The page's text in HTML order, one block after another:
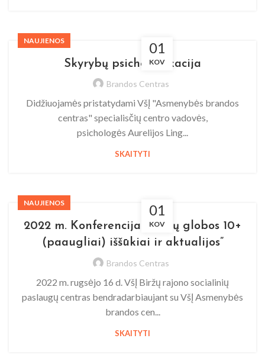
01
KOV
NAUJIENOS
Skyrybų psichoedukacija
Brandos Centras
Didžiuojamės pristatydami VšĮ "Asmenybės brandos
centras" specialisčių centro vadovės,
psichologės Aurelijos Ling...
SKAITYTI
01
KOV
NAUJIENOS
2022 m. Konferencija „Vaikų globos 10+
(paaugliai) iššūkiai ir aktualijos”
Brandos Centras
2022 m. rugsėjo 16 d. VšĮ Biržų rajono socialinių
paslaugų centras bendradarbiaujant su VšĮ Asmenybės
brandos cen...
SKAITYTI